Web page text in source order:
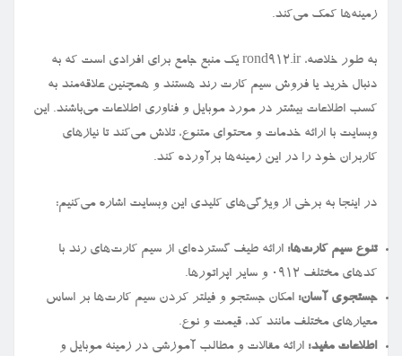
زمینه‌ها کمک می‌کند.
به طور خلاصه، rond912.ir یک منبع جامع برای افرادی است که به
دنبال خرید یا فروش سیم کارت رند هستند و همچنین علاقه‌مند به
کسب اطلاعات بیشتر در مورد موبایل و فناوری اطلاعات می‌باشند. این
وبسایت با ارائه خدمات و محتوای متنوع، تلاش می‌کند تا نیازهای
کاربران خود را در این زمینه‌ها برآورده کند.
در اینجا به برخی از ویژگی‌های کلیدی این وبسایت اشاره می‌کنیم:
تنوع سیم کارت‌ها: ارائه طیف گسترده‌ای از سیم کارت‌های رند با
کدهای مختلف ۰۹۱۲ و سایر اپراتورها.
جستجوی آسان: امکان جستجو و فیلتر کردن سیم کارت‌ها بر اساس
معیارهای مختلف مانند کد، قیمت و نوع.
اطلاعات مفید: ارائه مقالات و مطالب آموزشی در زمینه موبایل و